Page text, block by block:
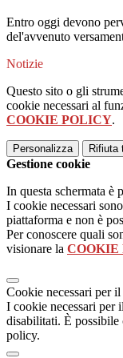
Entro oggi devono
del'avvenuto
Notizie
Questo sito o gli
cookie necessari al
COOKIE POLICY.
Personalizza Rifiuta
Gestione cookie
In questa schermata è
I cookie necessari
piattaforma e non è
Per conoscere quali
visionare la COOKIE
Cookie necessari per
I cookie necessari per
disabilitati. È possibile
policy.